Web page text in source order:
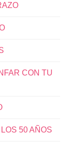
CON TU
50 AÑOS